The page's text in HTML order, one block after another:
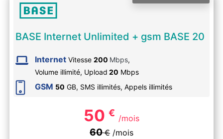
BASE Internet Unlimited + gsm BASE 20
Internet Vitesse 200 Mbps,
Volume illimité, Upload 20 Mbps
GSM 50 GB, SMS illimités, Appels illimités
50 € /mois
60€ /mois